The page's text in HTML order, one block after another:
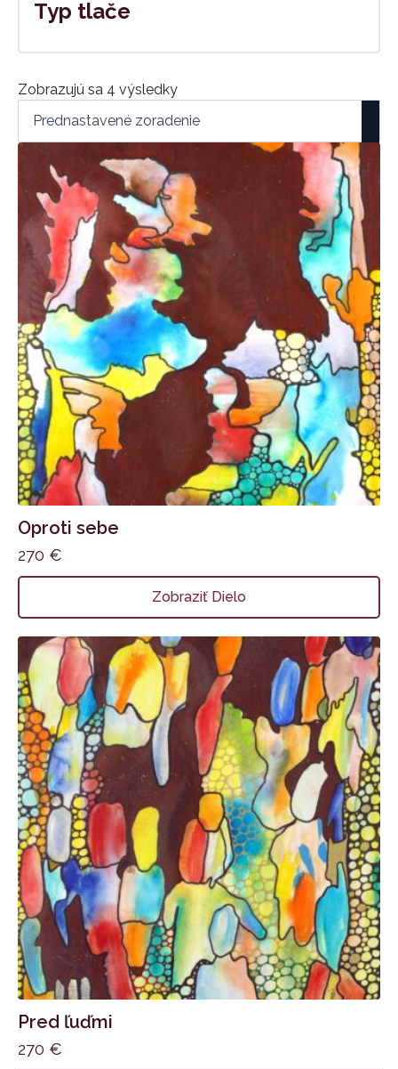
Typ tlače
Zobrazujú sa 4 výsledky
Oproti sebe
270 €
Zobraziť Dielo
Pred ľuďmi
270 €